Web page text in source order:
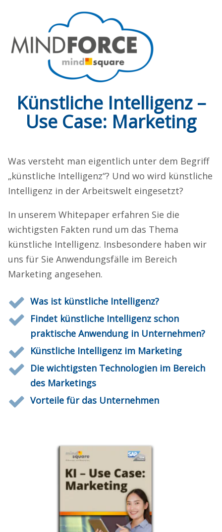
Künstliche Intelligenz –
Use Case: Marketing
Was versteht man eigentlich unter dem Begriff
„künstliche Intelligenz“? Und wo wird künstliche
Intelligenz in der Arbeitswelt eingesetzt?
In unserem Whitepaper erfahren Sie die
wichtigsten Fakten rund um das Thema
künstliche Intelligenz. Insbesondere haben wir
uns für Sie Anwendungsfälle im Bereich
Marketing angesehen.
Was ist künstliche Intelligenz?
Findet künstliche Intelligenz schon
praktische Anwendung in Unternehmen?
Künstliche Intelligenz im Marketing
Die wichtigsten Technologien im Bereich
des Marketings
Vorteile für das Unternehmen